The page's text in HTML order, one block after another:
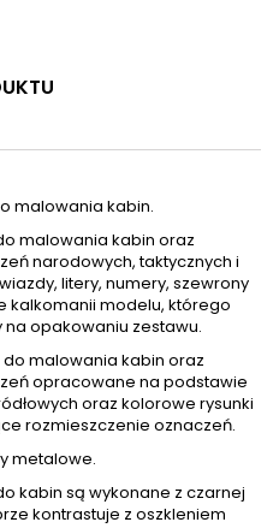
malowania kabin.
malowania kabin oraz
narodowych, taktycznych i
litery, numery, szewrony
kalkomanii modelu, którego
opakowaniu zestawu.
malowania kabin oraz
opracowane na podstawie
oraz kolorowe rysunki
rozmieszczenie oznaczeń.
metalowe.
kabin są wykonane z czarnej
kontrastuje z oszkleniem